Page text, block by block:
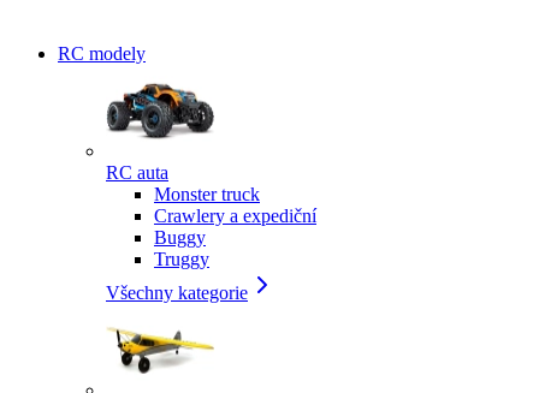
RC modely
RC auta
Monster truck
Crawlery a expediční
Buggy
Truggy
Všechny kategorie